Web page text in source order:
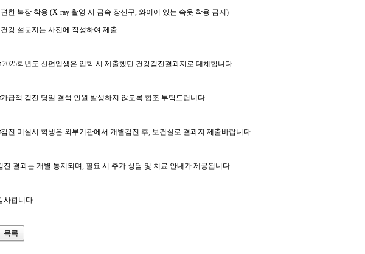
편한 복장 착용 (X-ray 촬영 시 금속 장신구, 와이어 있는 속옷 착용 금지 )
건강 설문지는 사전에 작성하여 제출
2025학년도 신편입생은 입학 시 제출했던 건강검진결과지로 대체합니다.
가급적 검진 당일 결석 인원 발생하지 않도록 협조 부탁드립니다.
검진 미실시 학생은 외부기관에서 개별검진 후, 보건실로 결과지 제출바랍니다.
진 결과는 개별 통지되며, 필요 시 추가 상담 및 치료 안내가 제공됩니다.
사합니다.